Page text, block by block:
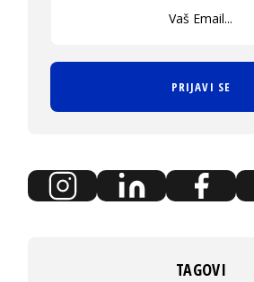
PRIJAVI SE
TAGOVI